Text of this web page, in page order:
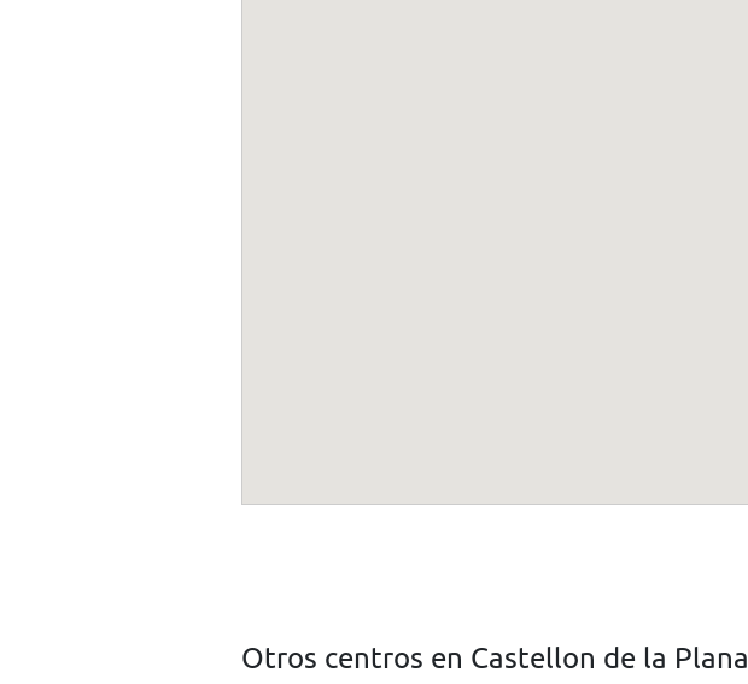
Otros centros en Castellon de la Plana